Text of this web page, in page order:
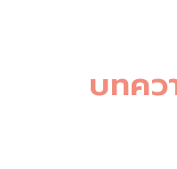
บทคว